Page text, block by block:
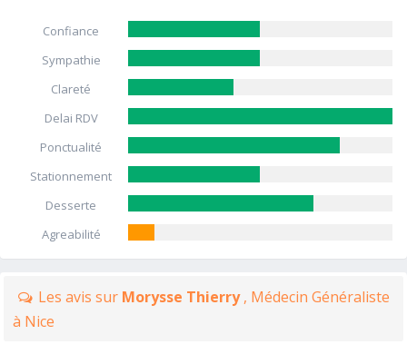
Confiance
Sympathie
Clareté
Delai RDV
Ponctualité
Stationnement
Desserte
Agreabilité
Les avis sur Morysse Thierry, Médecin Généraliste
à Nice